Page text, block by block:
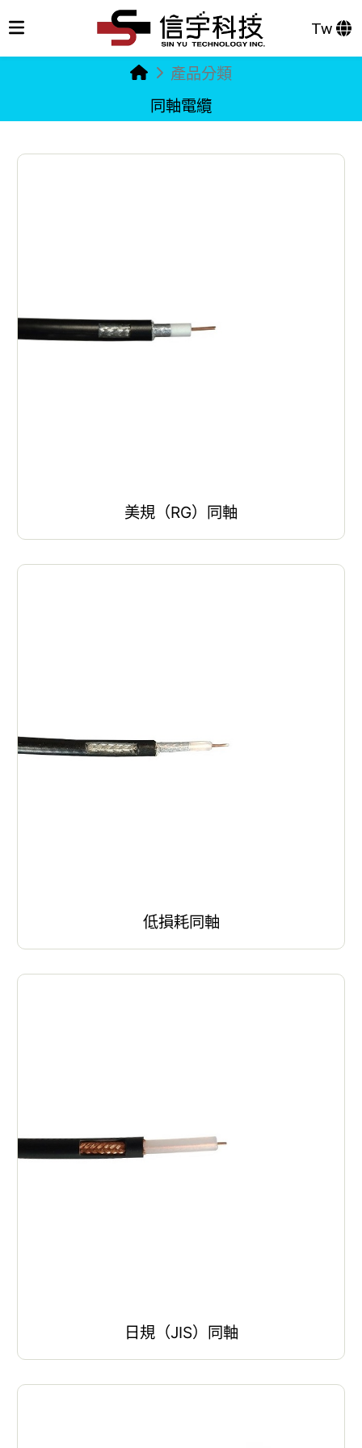
Tw
產品分類
同軸電纜
美規（RG）同軸
低損耗同軸
日規（JIS）同軸